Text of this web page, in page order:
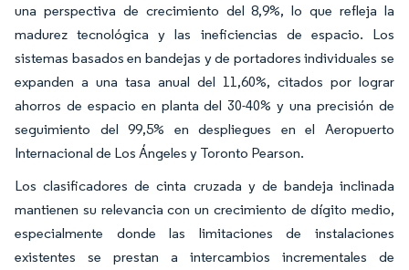
una perspectiva de crecimiento del 8,9%, lo que refleja la
madurez tecnológica y las ineficiencias de espacio. Los
sistemas basados en bandejas y de portadores individuales se
expanden a una tasa anual del 11,60%, citados por lograr
ahorros de espacio en planta del 30-40% y una precisión de
seguimiento del 99,5% en despliegues en el Aeropuerto
Internacional de Los Ángeles y Toronto Pearson.
Los clasificadores de cinta cruzada y de bandeja inclinada
mantienen su relevancia con un crecimiento de dígito medio,
especialmente donde las limitaciones de instalaciones
existentes se prestan a intercambios incrementales de